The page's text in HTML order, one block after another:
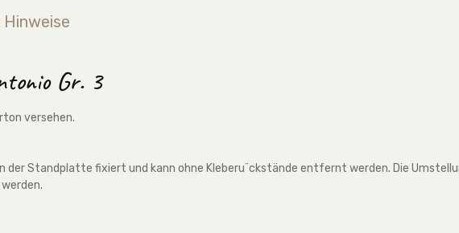
Gr. 3
versehen.
der Standplatte fixiert und kann ohne Kleberu¨ckstände entfernt werden. Die